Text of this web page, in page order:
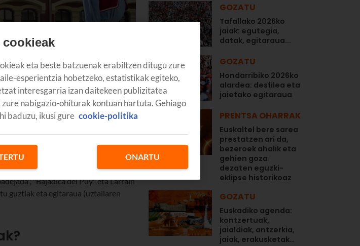
ateratzeko unea baita. Ospakizunek
"Bajadica del Puy" eta Larrain
guztiak eta egitaraua (uztailaren
GOZATU
Tafallako 2026ko
jaiak: egutegia,
datak, egitaraua...
GOZATU
Hondarribiko 2026ko
alardea: desfilea eta
jaietako egitaraua
PRENTSA OHARRAK
Euskaltel bere sarea
prestatzen ari da,
bezeroek ahalik eta
gehien goza
dezaten eguzki-
eklipse historikoaz
GOZATU
Euskadiko agenda:
kontzertuak,
jaialdiak, antzerkia,
jaiak, erakusketak…
cookieak
eta beste batzuenak erabiltzen ditugu zure
esperientzia hobetzeko, estatistikak egiteko,
interesgarria izan daitekeen publizitatea
zure nabigazio-ohiturak kontuan hartuta. Gehiago
baduzu, ikusi gure cookie-politika
ONARTU